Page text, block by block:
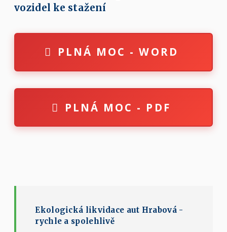
vozidel ke stažení
PLNÁ MOC - WORD
PLNÁ MOC - PDF
Ekologická likvidace aut Hrabová -
rychle a spolehlivě